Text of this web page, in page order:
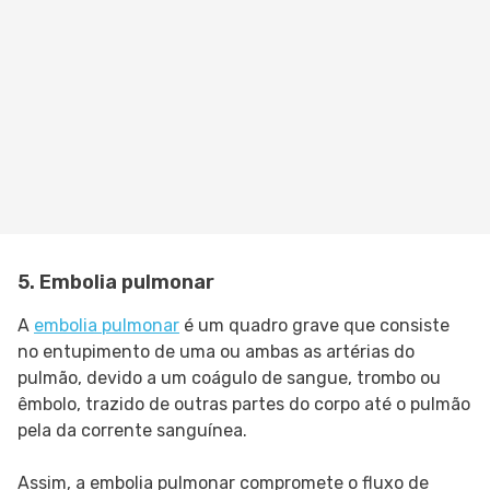
5. Embolia pulmonar
A embolia pulmonar é um quadro grave que consiste
no entupimento de uma ou ambas as artérias do
pulmão, devido a um coágulo de sangue, trombo ou
êmbolo, trazido de outras partes do corpo até o pulmão
pela da corrente sanguínea.
Assim, a embolia pulmonar compromete o fluxo de